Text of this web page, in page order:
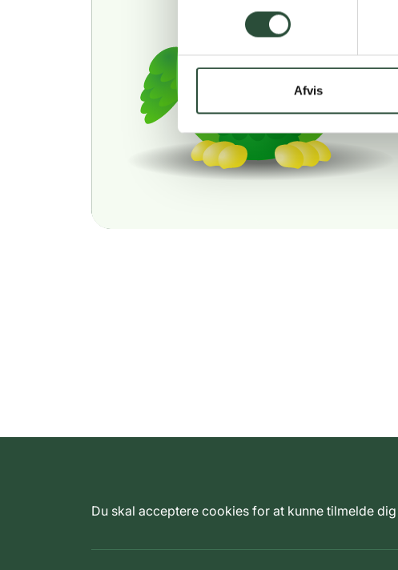
Afvis
Du skal acceptere cookies for at kunne tilmelde